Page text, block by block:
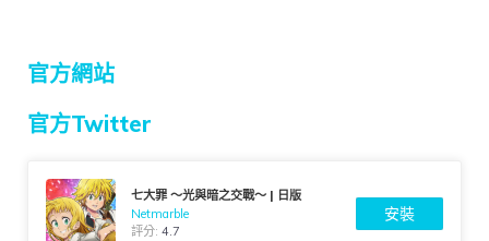
官方網站
官方Twitter
七大罪 ～光與暗之交戰～ | 日版
Netmarble
評分:4.7
安裝